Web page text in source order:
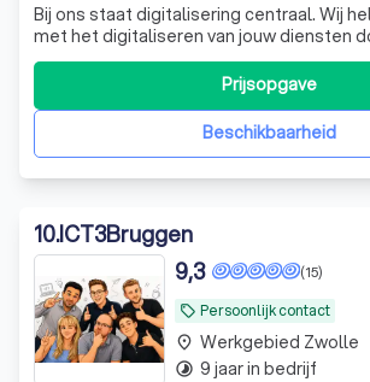
Bij ons staat digitalisering centraal. Wij
met het digitaliseren van jouw diensten
een app, webapplicatie, platform of
mobiele apps, of ze nu native, hybride of
verbeteren de interactie met je klanten en
producten en diensten toBeschikbaarheid
Prijsopgave
10.ICT3Bruggen
local_offer Persoonlijk contact
(15)
9,3
place Werkgebied Zwolle
timelapse 9 jaar in bedrijf